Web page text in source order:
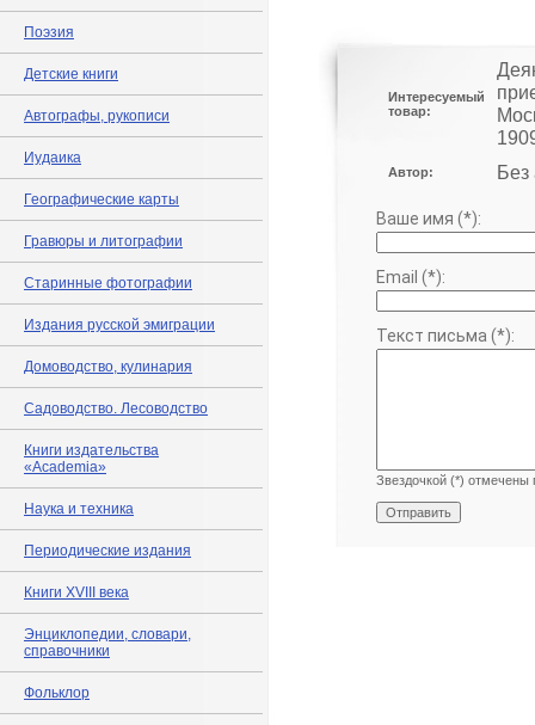
Поэзия
Детские книги
Автографы, рукописи
Иудаика
Географические карты
Гравюры и литографии
Старинные фотографии
Издания русской эмиграции
Домоводство, кулинария
Садоводство. Лесоводство
Книги издательства
«Academia»
Наука и техника
Периодические издания
Книги XVIII века
Энциклопедии, словари,
справочники
Фольклор
Интересуемый
товар:
Автор: Без
Ваше имя (*):
Email (*):
Текст письма (*):
Звездочкой (*) отмечены